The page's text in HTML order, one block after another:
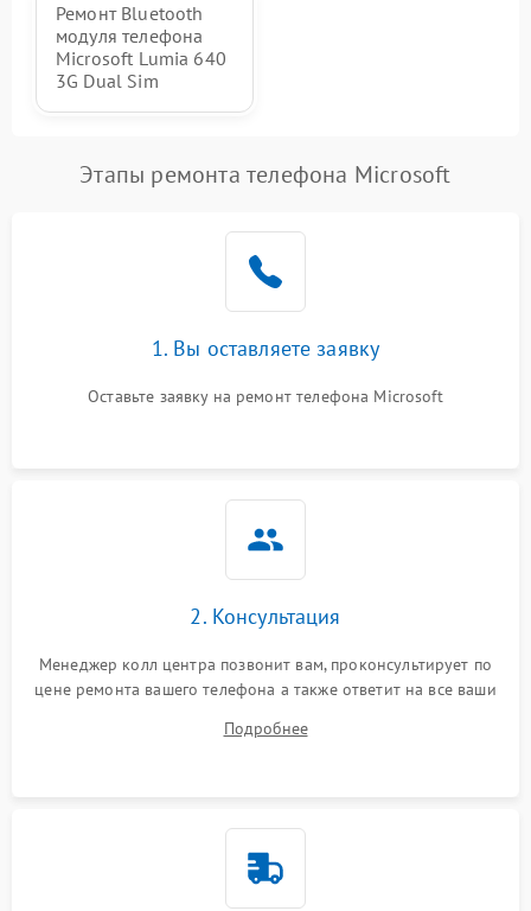
Ремонт Bluetooth
модуля телефона
Microsoft Lumia 640
3G Dual Sim
Этапы ремонта телефона Microsoft
1. Вы оставляете заявку
Оставьте заявку на ремонт телефона Microsoft
2. Консультация
Менеджер колл центра позвонит вам, проконсультирует по
цене ремонта вашего телефона а также ответит на все ваши
Подробнее